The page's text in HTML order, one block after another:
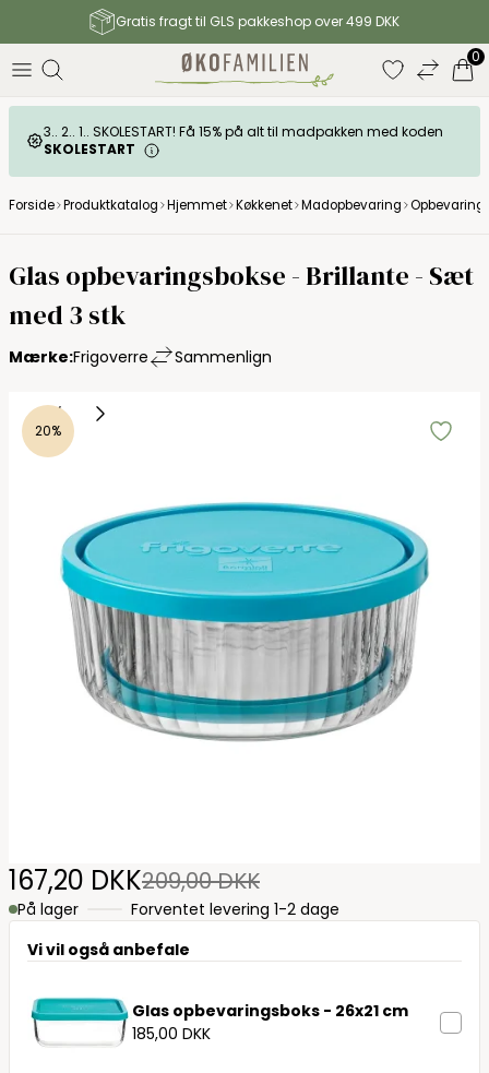
Gratis fragt til GLS pakkeshop over 499 DKK
0
3.. 2.. 1.. SKOLESTART! Få 15% på alt til madpakken med koden
SKOLESTART
Forside Produktkatalog Hjemmet Køkkenet Madopbevaring
Frigoverre
Glas opbevaringsbokse - Brillante - Sæt
med 3 stk
Mærke:Frigoverre Sammenlign
20%
167,20 DKK209,00 DKK
På lager
Forventet levering 1-2 dage
Vi vil også anbefale
Glas opbevaringsboks - 26x21 cm
185,00 DKK